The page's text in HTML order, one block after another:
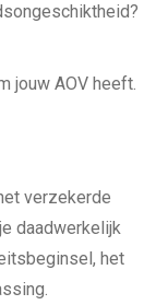
jouw AOV heeft.
verzekerde
daadwerkelijk
het